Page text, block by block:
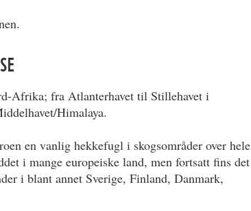
Afrika; fra Atlanterhavet til Stillehavet i
Himalaya.
en vanlig hekkefugl i skogsområder over hele
i mange europeiske land, men fortsatt fins det
i blant annet Sverige, Finland, Danmark,